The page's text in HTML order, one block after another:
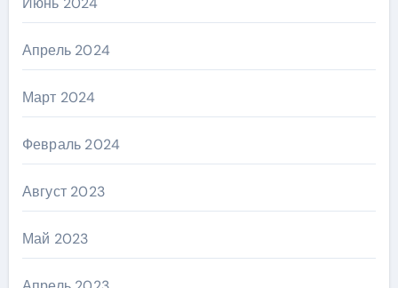
Апрель 2024
Март 2024
Февраль 2024
Август 2023
Май 2023